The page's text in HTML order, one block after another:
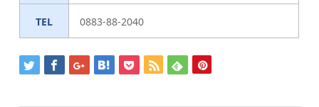
TEL 0883-88-2040